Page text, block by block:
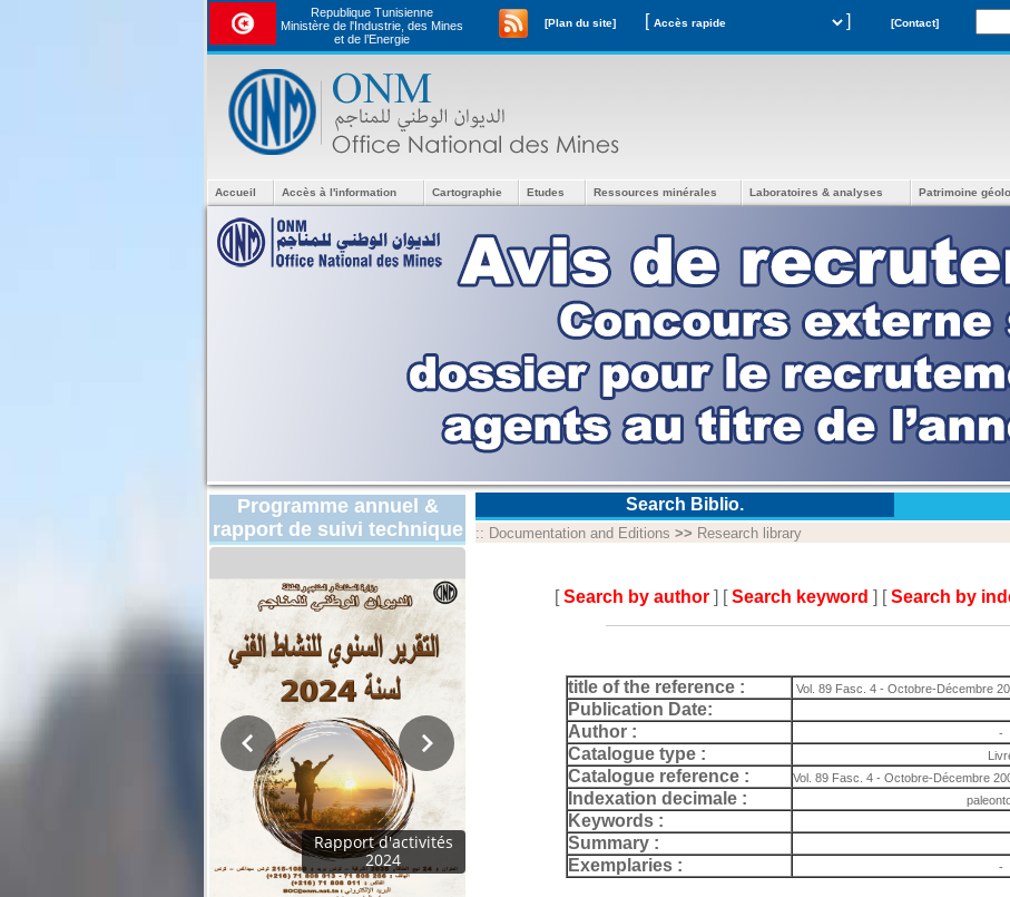
Republique Tunisienne
Ministère de l'Industrie, des Mines
et de l’Energie
[Plan du site] [ ] [Contact]
Accueil Accès à l'information Cartographie Etudes Ressources minérales Laboratoires & analyses Patrimoine
Programme annuel &
rapport de suivi technique
Rapport d'activités
2024
Search Biblio.
:: Documentation and Editions >> Research library
[Search by author ] [Search keyword ] [Search by
title of the reference : Vol. 89 Fasc. 4 - Octobre-Décembre
Publication Date:
Author :
-
Catalogue type :
Catalogue reference : Vol. 89 Fasc. 4 - Octobre-Décembre
Indexation decimale :
Keywords :
Summary :
Exemplaries :
-